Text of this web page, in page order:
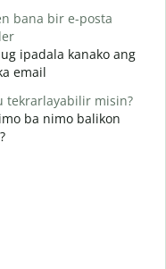
bana bir e-posta
ipadala kanako ang
email
tekrarlayabilir misin?
ba nimo balikon